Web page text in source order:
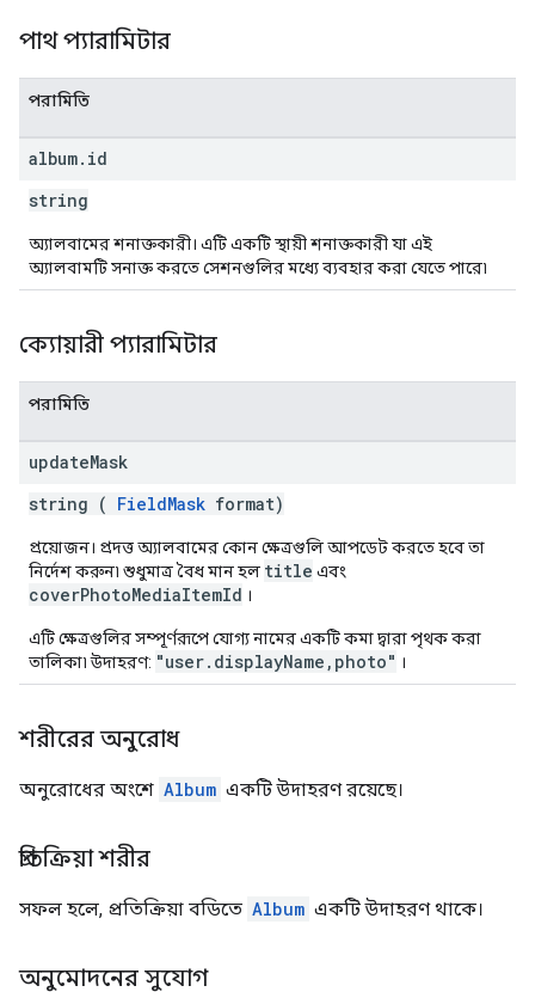
পাথ প্যারামিটার
পরামিতি
album. id
string
অ্যালবামের শনাক্তকারী। এটি একটি স্থায়ী শনাক্তকারী যা এই
অ্যালবামটি সনাক্ত করতে সেশনগুলির মধ্যে ব্যবহার করা যেতে পারে৷
ক্যোয়ারী প্যারামিটার
পরামিতি
updateMask
string ( FieldMask format)
প্রয়োজন। প্রদত্ত অ্যালবামের কোন ক্ষেত্রগুলি আপডেট করতে হবে তা
নির্দেশ করুন৷ শুধুমাত্র বৈধ মান হল title এবং
coverPhotoMediaItemId ।
এটি ক্ষেত্রগুলির সম্পূর্ণরূপে যোগ্য নামের একটি কমা দ্বারা পৃথক করা
তালিকা৷ উদাহরণ: "user.displayName,photo" ।
শরীরের অনুরোধ
অনুরোধের অংশে Album একটি উদাহরণ রয়েছে।
প্রতিক্রিয়া শরীর
সফল হলে, প্রতিক্রিয়া বডিতে Album একটি উদাহরণ থাকে।
অনুমোদনের সুযোগ